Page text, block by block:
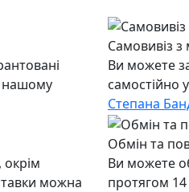
нашому
Самовивіз з
Ви можете
самостійно
Степана
окрім
можна
Обмін та
Ви можете
протягом 14